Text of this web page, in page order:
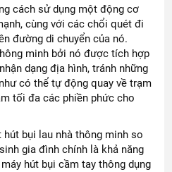
cách sử dụng một động cơ
cùng với các chổi quét đi
đường di chuyển của nó.
minh bởi nó được tích hợp
dạng địa hình, tránh những
có thể tự động quay về trạm
tối đa các phiền phức cho
bụi lau nhà thông minh so
gia đình chính là khả năng
hút bụi cầm tay thông dụng